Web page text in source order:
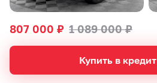
807 000 ₽ 1 089 000 ₽
Купить в кредит